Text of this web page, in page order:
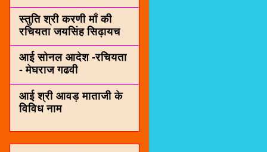
स्तुति श्री करणी माँ की
रचियता जयसिंह सिढ़ायच
आई सोनल आदेश -रचियता
- मेघराज गढवी
आई श्री आवड़ माताजी के
विविध नाम